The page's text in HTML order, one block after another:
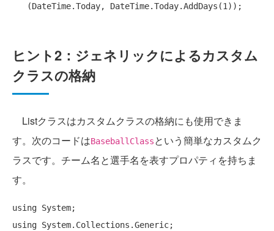
ヒント2：ジェネリックによるカスタム
クラスの格納
Listクラスはカスタムクラスの格納にも使用できま
す。次のコードはBaseballClassという簡単なカスタムク
ラスです。チーム名と選手名を表すプロパティを持ちま
す。
using
using